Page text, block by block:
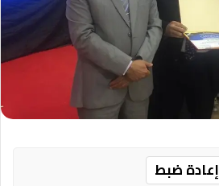
إعادة ضبط